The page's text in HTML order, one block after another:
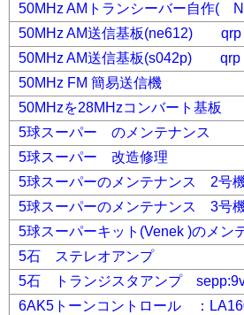
50MHz AMトランシーバー自作(
50MHz AM送信基板(ne612) qrp
50MHz AM送信基板(s042p) qrp
50MHz FM 簡易送信機
50MHzを28MHzコンバート基板
5球スーパー のメンテナンス
5球スーパー 改造修理
5球スーパーのメンテナンス 2号
5球スーパーのメンテナンス 3号
5球スーパーキット(Venek )のメン
5石 ステレオアンプ
5石 トランジスタアンプ
6AK5トーンコントロール ：